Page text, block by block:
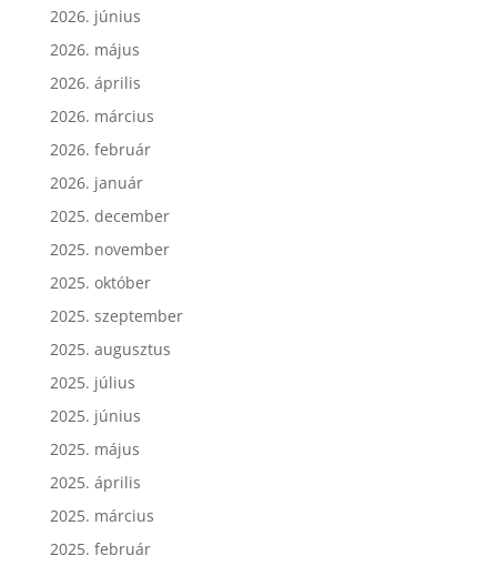
2026. június
2026. május
2026. április
2026. március
2026. február
2026. január
2025. december
2025. november
2025. október
2025. szeptember
2025. augusztus
2025. július
2025. június
2025. május
2025. április
2025. március
2025. február